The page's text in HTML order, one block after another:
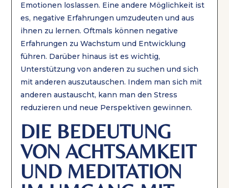
Emotionen loslassen. Eine andere Möglichkeit ist
es, negative Erfahrungen umzudeuten und aus
ihnen zu lernen. Oftmals können negative
Erfahrungen zu Wachstum und Entwicklung
führen. Darüber hinaus ist es wichtig,
Unterstützung von anderen zu suchen und sich
mit anderen auszutauschen. Indem man sich mit
anderen austauscht, kann man den Stress
reduzieren und neue Perspektiven gewinnen.
DIE BEDEUTUNG
VON ACHTSAMKEIT
UND MEDITATION